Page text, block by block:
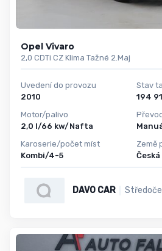
Opel Vivaro
2,0 CDTi CZ Klima Tažné 2.Maj
Uvedení do provozu
2010
Motor/palivo
2,0 l/66 kw/Nafta
Karoserie/počet míst
Kombi/4-5
Stav
Země
DAVO CAR